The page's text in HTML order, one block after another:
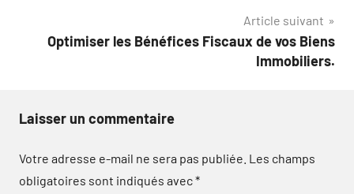
Article suivant
Optimiser les Bénéfices Fiscaux de vos Biens
Immobiliers.
Laisser un commentaire
Votre adresse e-mail ne sera pas publiée. Les champs
obligatoires sont indiqués avec*